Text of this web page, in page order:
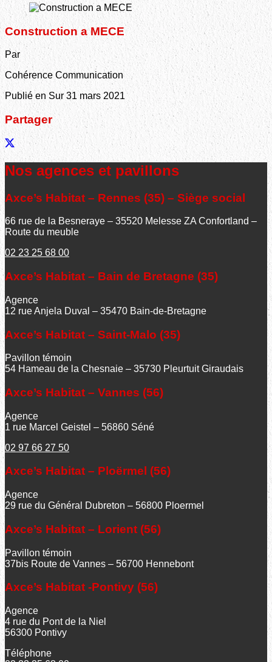
Construction a MECE
Par
Cohérence Communication
Publié en Sur 31 mars 2021
Partager
Nos agences et pavillons
Axce’s Habitat – Rennes (35) – Siège social
66 rue de la Besneraye – 35520 Melesse ZA Confortland –
Route du meuble
02 23 25 68 00
Axce’s Habitat – Bain de Bretagne (35)
Agence
12 rue Anjela Duval – 35470 Bain-de-Bretagne
Axce’s Habitat – Saint-Malo (35)
Pavillon témoin
54 Hameau de la Chesnaie – 35730 Pleurtuit Giraudais
Axce’s Habitat – Vannes (56)
Agence
1 rue Marcel Geistel – 56860 Séné
02 97 66 27 50
Axce’s Habitat – Ploërmel (56)
Agence
29 rue du Général Dubreton – 56800 Ploermel
Axce’s Habitat – Lorient (56)
Pavillon témoin
37bis Route de Vannes – 56700 Hennebont
Axce’s Habitat -Pontivy (56)
Agence
4 rue du Pont de la Niel
56300 Pontivy
Téléphone